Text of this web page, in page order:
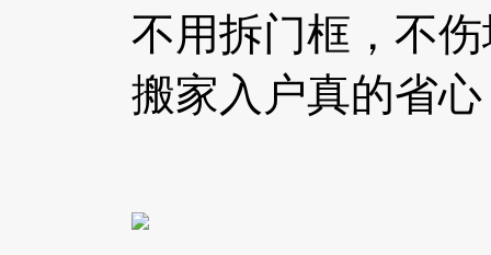
不用拆门框，不
搬家入户真的省心